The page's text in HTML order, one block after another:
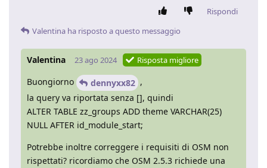
Rispondi
Valentina ha risposto a questo messaggio
Valentina 23 ago 2024 Risposta migliore
Buongiorno dennyxx82 ,
la query va riportata senza [], quindi
ALTER TABLE zz_groups ADD theme VARCHAR(25)
NULL AFTER id_module_start;
Potrebbe inoltre correggere i requisiti di OSM non
rispettati? ricordiamo che OSM 2.5.3 richiede una